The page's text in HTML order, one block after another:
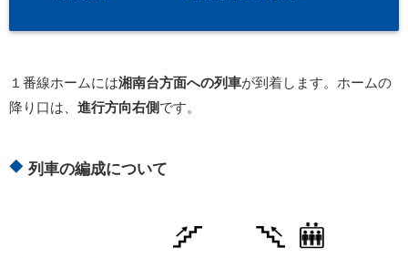
１番線ホームには湘南台方面への列車が到着します。ホームの
降り口は、 進行方向右側です。
列車の編成について